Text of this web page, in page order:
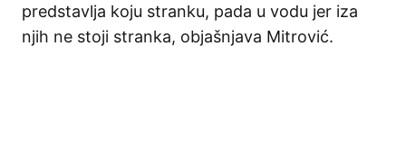
predstavlja koju stranku, pada u vodu jer iza
njih ne stoji stranka, objašnjava Mitrović.